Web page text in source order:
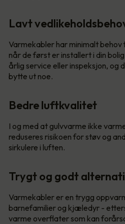
Lavt
Varmekabler har minimalt
når de først er installert i din
årlig service eller inspeksjon, og
bytte ut noe.
Bedre luftkvalitet
I og med at gulvvarme ikke
reduseres risikoen for støv og
sirkulere i luften.
Trygt og godt
Varmekabler er en trygg
barnefamilier og kjæledyr -
varme overflater som kan